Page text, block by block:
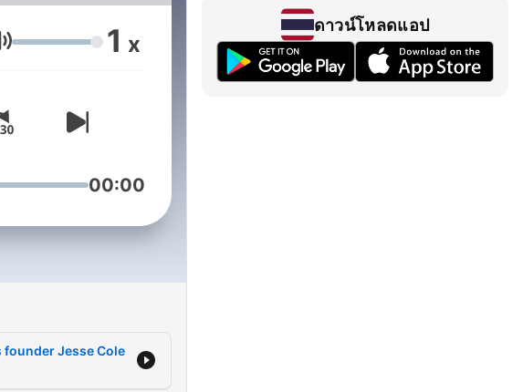
CEOs,
join
about
challenges
hosts,
host Reid
co-founder
prototypes to
ระดับเสียง 1 x
00:00
founder Jesse Cole
ดาวน์โหลดแอป